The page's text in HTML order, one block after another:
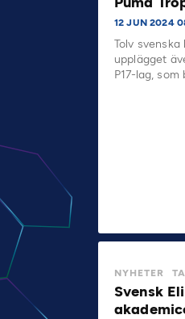
12 JUN 2024
Tolv
upplägget
P17-lag,
NYHETER
Svensk